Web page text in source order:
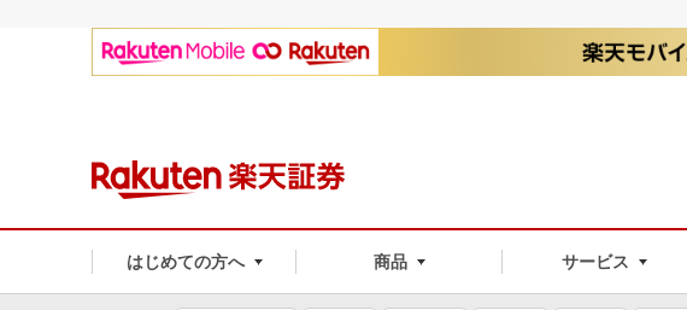
はじめての方へ 商品 サービス